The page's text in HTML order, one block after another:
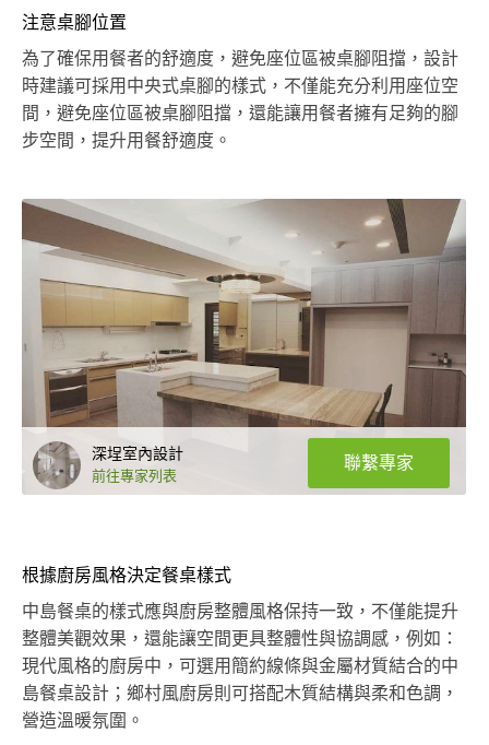
注意桌腳位置
為了確保用餐者的舒適度，避免座位區被桌腳阻擋，設計
時建議可採用中央式桌腳的樣式，不僅能充分利用座位空
間，避免座位區被桌腳阻擋，還能讓用餐者擁有足夠的腳
步空間，提升用餐舒適度。
深埕室內設計
前往專家列表
聯繫專家
根據廚房風格決定餐桌樣式
中島餐桌的樣式應與廚房整體風格保持一致，不僅能提升
整體美觀效果，還能讓空間更具整體性與協調感，例如：
現代風格的廚房中，可選用簡約線條與金屬材質結合的中
島餐桌設計；鄉村風廚房則可搭配木質結構與柔和色調，
營造溫暖氛圍。